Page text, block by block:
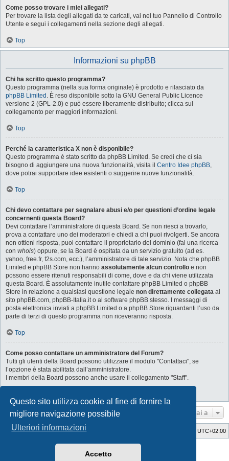
Questo sito utilizza cookie al fine di fornire la
migliore navigazione possibile
Ulteriori informazioni
Accetto
Come posso trovare i miei allegati?
Per trovare la lista degli allegati da te caricati, vai nel tuo Pannello di Controllo
Utente e segui i collegamenti nella sezione degli allegati.
Top
Informazioni su phpBB
Chi ha scritto questo programma?
Questo programma (nella sua forma originale) è prodotto e rilasciato da
phpBB Limited . È reso disponibile sotto la GNU General Public Licence
versione 2 (GPL-2.0) e può essere liberamente distribuito; clicca sul
collegamento per maggiori informazioni.
Top
Perché la caratteristica X non è disponibile?
Questo programma è stato scritto da phpBB Limited. Se credi che ci sia
bisogno di aggiungere una nuova funzionalità, visita il Centro Idee phpBB,
dove potrai supportare idee esistenti o suggerire nuove funzionalità.
Top
Chi devo contattare per segnalare abusi e/o per questioni d’ordine legale
concernenti questa Board?
Devi contattare l’amministratore di questa Board. Se non riesci a trovarlo,
prova a contattare uno dei moderatori e chiedi a chi puoi rivolgerti. Se ancora
non ottieni risposta, puoi contattare il proprietario del dominio (fai una ricerca
con whois) oppure, se la Board è ospitata da un servizio gratuito (ad es.
yahoo, free.fr, f2s.com, ecc.), l’amministratore di tale servizio. Nota che phpBB
Limited e phpBB Store non hanno assolutamente alcun controllo e non
possono essere ritenuti responsabili di come, dove e da chi viene utilizzata
questa Board. È assolutamente inutile contattare phpBB Limited o phpBB
Store in relazione a qualsiasi questione legale non direttamente collegata al
sito phpBB.com, phpBB-Italia.it o al software phpBB stesso. I messaggi di
posta elettronica inviati a phpBB Limited o a phpBB Store riguardanti l’uso da
parte di terzi di questo programma non riceveranno risposta.
Top
Come posso contattare un amministratore del Forum?
Tutti gli utenti della Board possono utilizzare il modulo "Contattaci", se
l’opzione è stata abilitata dall’amministratore.
I membri della Board possono anche usare il collegamento "Staff".
Vai a
Indice UTC+02:00
GTA game
phpBB® Forum Software © phpBB Limited